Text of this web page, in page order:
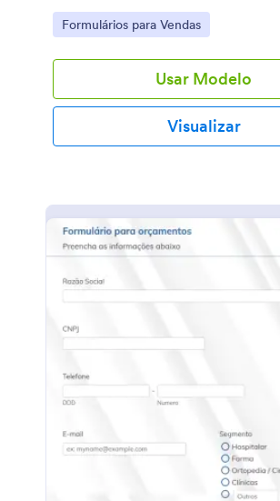
Go to Category:
Formulários para Vendas
Usar Modelo
Visualizar